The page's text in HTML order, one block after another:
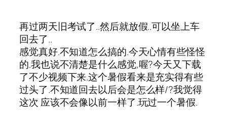
再过两天旧考试了..然后就放假..可以坐上车
回去了..
感觉真好.不知道怎么搞的.今天心情有些怪怪
的.我也说不清楚是什么感觉,喔?今天又下载
了不少视频下来.这个暑假看来是充实得有些
过头了.不知道回去以后会是怎么样/?我觉得
这次 应该不会像以前一样了.玩过一个暑假.